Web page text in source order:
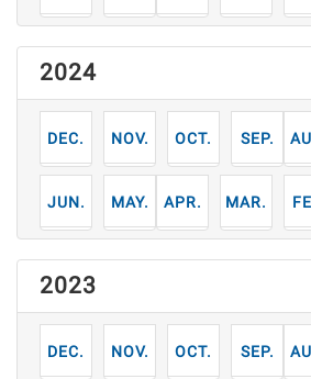
2024
12月 11月 10月 9月 8
6月 5月 4月 3月 2
2023
12月 11月 10月 9月 8